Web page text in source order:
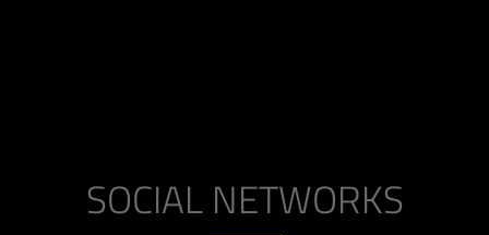
SOCIAL NETWORKS